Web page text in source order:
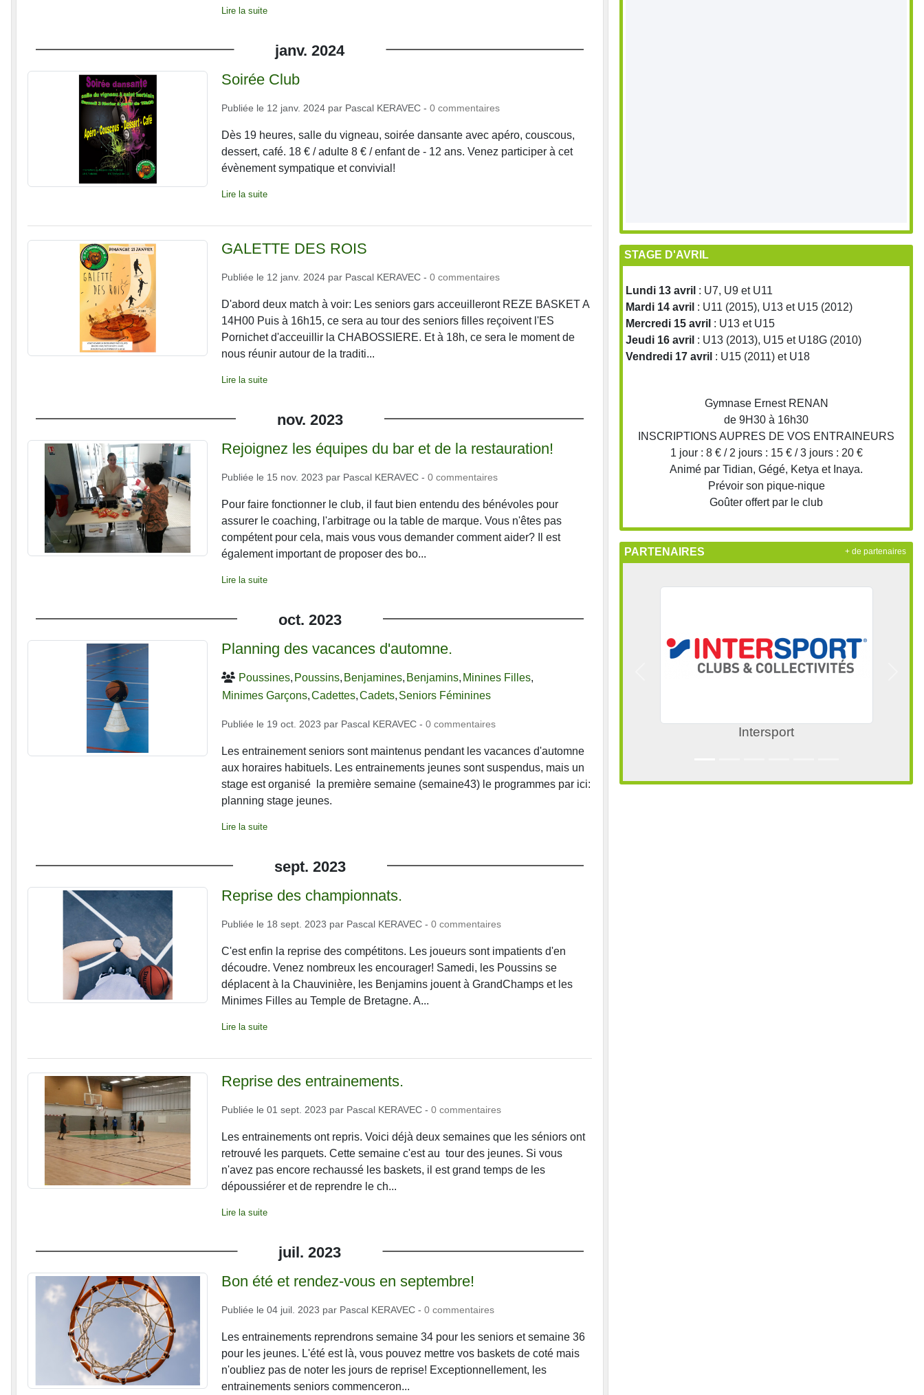
Lire la suite
janv. 2024
Soirée Club
Publiée le 12 janv. 2024par Pascal KERAVEC - 0 commentaires
Dès 19 heures, salle du vigneau, soirée dansante avec apéro, couscous,
dessert, café. 18 € / adulte 8 € / enfant de - 12 ans. Venez participer à cet
évènement sympatique et convivial!
Lire la suite
GALETTE DES ROIS
Publiée le 12 janv. 2024par Pascal KERAVEC - 0 commentaires
D'abord deux match à voir: Les seniors gars acceuilleront REZE BASKET A
14H00 Puis à 16h15, ce sera au tour des seniors filles reçoivent l'ES
Pornichet d'acceuillir la CHABOSSIERE. Et à 18h, ce sera le moment de
nous réunir autour de la traditi...
Lire la suite
nov. 2023
Rejoignez les équipes du bar et de la restauration!
Publiée le 15 nov. 2023 par Pascal KERAVEC - 0 commentaires
Pour faire fonctionner le club, il faut bien entendu des bénévoles pour
assurer le coaching, l'arbitrage ou la table de marque. Vous n'êtes pas
compétent pour cela, mais vous vous demander comment aider? Il est
également important de proposer des bo...
Lire la suite
oct. 2023
Planning des vacances d'automne.
Poussines Poussins Benjamines Benjamins Minines Filles
Minimes Garçons Cadettes Cadets Seniors Féminines
Publiée le 19 oct. 2023 par Pascal KERAVEC - 0 commentaires
Les entrainement seniors sont maintenus pendant les vacances d'automne
aux horaires habituels. Les entrainements jeunes sont suspendus, mais un
stage est organisé la première semaine (semaine43) le programmes par ici:
planning stage jeunes.
Lire la suite
sept. 2023
Reprise des championnats.
Publiée le 18 sept. 2023 par Pascal KERAVEC - 0 commentaires
C'est enfin la reprise des compétitons. Les joueurs sont impatients d'en
découdre. Venez nombreux les encourager! Samedi, les Poussins se
déplacent à la Chauvinière, les Benjamins jouent à GrandChamps et les
Minimes Filles au Temple de Bretagne. A...
Lire la suite
Reprise des entrainements.
Publiée le 01 sept. 2023 par Pascal KERAVEC - 0 commentaires
Les entrainements ont repris. Voici déjà deux semaines que les séniors ont
retrouvé les parquets. Cette semaine c'est au tour des jeunes. Si vous
n'avez pas encore rechaussé les baskets, il est grand temps de les
dépoussiérer et de reprendre le ch...
Lire la suite
juil. 2023
Bon été et rendez-vous en septembre!
Publiée le 04 juil. 2023 par Pascal KERAVEC - 0 commentaires
Les entrainements reprendrons semaine 34 pour les seniors et semaine 36
pour les jeunes. L'été est là, vous pouvez mettre vos baskets de coté mais
n'oubliez pas de noter les jours de reprise! Exceptionnellement, les
entrainements seniors commenceron...
STAGE D'AVRIL
Lundi 13 avril : U7, U9 et U11
Mardi 14 avril : U11 (2015), U13 et U15 (2012)
Mercredi 15 avril : U13 et U15
Jeudi 16 avril : U13 (2013), U15 et U18G (2010)
Vendredi 17 avril : U15 (2011) et U18
Gymnase Ernest RENAN
de 9H30 à 16h30
INSCRIPTIONS AUPRES DE VOS ENTRAINEURS
1 jour : 8 € / 2 jours : 15 € / 3 jours : 20 €
Animé par Tidian, Gégé, Ketya et Inaya.
Prévoir son pique-nique
Goûter offert par le club
PARTENAIRES
Intersport Office du Sport Herblinois
+ de partenaires